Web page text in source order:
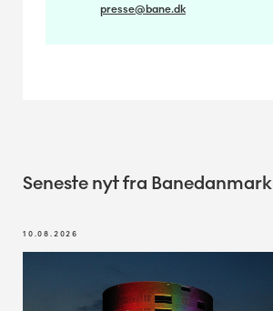
presse@bane.dk
Seneste nyt fra Banedanmark
10.08.2026